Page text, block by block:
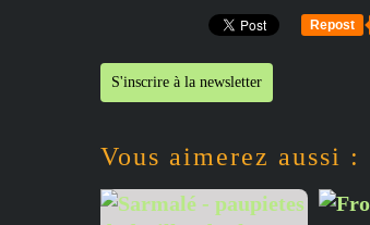
Repost
S'inscrire à la newsletter
Vous aimerez aussi :